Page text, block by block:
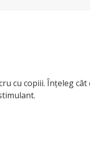
cu copiii. Înțeleg
și să dezvolt